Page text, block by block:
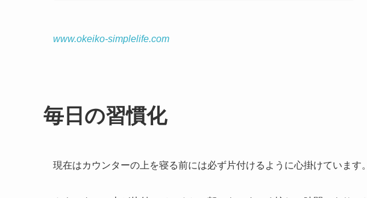
www.okeiko-simplelife.com
毎日の習慣化
現在はカウンターの上を寝る前には必ず片付けるように心掛けています。